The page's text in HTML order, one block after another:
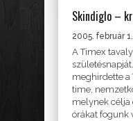
Skindiglo –
2005. február
A Timex
meghirdette a
time,
melynek
órákat fogunk